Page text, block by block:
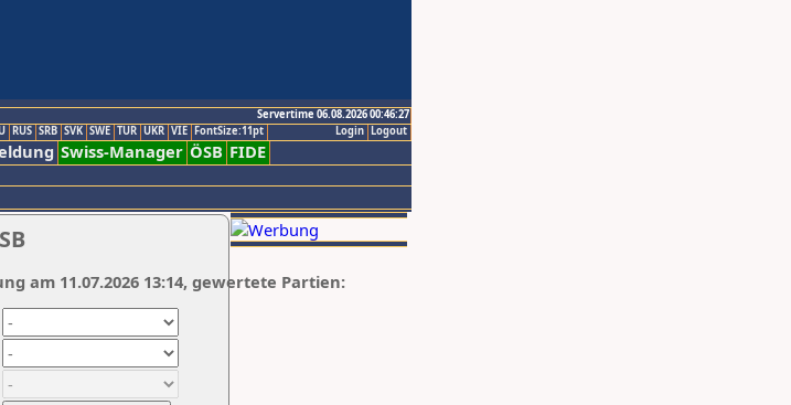
Servertime 06.08.2026 00:46:27
Logout
Login
RUS SRB SVK SWE TUR UKR VIE FontSize:11pt
Swiss-Manager ÖSB FIDE
am 11.07.2026 13:14, gewertete Partien: